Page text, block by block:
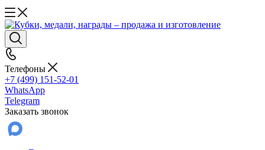
Телефоны
+7 (499) 151-52-01
WhatsApp
Telegram
Заказать звонок